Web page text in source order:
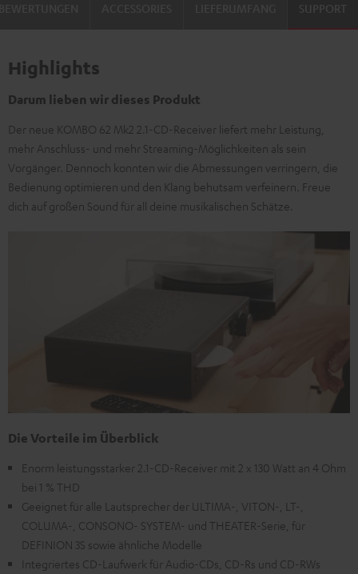
SUPPORT
Highlights
Darum lieben wir dieses Produkt
Der neue KOMBO 62 Mk2 2.1-CD-Receiver liefert mehr Leistung,
mehr Anschluss- und mehr Streaming-Möglichkeiten als sein
Vorgänger. Dennoch konnten wir die Abmessungen verringern, die
Bedienung optimieren und den Klang behutsam verfeinern. Freue
dich auf großen Sound für all deine musikalischen Schätze.
Die Vorteile im Überblick
Enorm leistungsstarker 2.1-CD-Receiver mit 2 x 130 Watt an 4 Ohm
bei 1 % THD
Geeignet für alle Lautsprecher der ULTIMA-, VITON-, LT-,
COLUMA-, CONSONO- SYSTEM- und THEATER-Serie, für
DEFINION 3S sowie ähnliche Modelle
Integriertes CD-Laufwerk für Audio-CDs, CD-Rs und CD-RWs